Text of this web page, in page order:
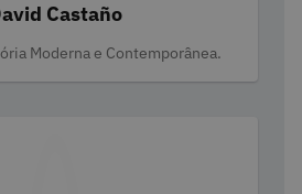
Castaño
Moderna e Contemporânea.